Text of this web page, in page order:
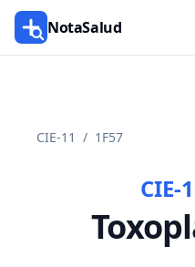
NotaSalud
CIE-11 / 1F57
CIE-